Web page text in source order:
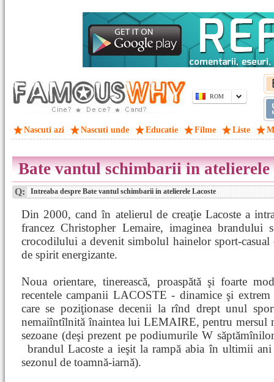
ROM
Nascuti azi Nascuti unde Educatie Filme Liste
Bate vantul schimbarii in atelierele
Q: Intreaba despre Bate vantul schimbarii in atelierele Lacoste
Din 2000, cand în atelierul de creaţie Lacoste a
francez Christopher Lemaire, imaginea brandului
crocodilului a devenit simbolul hainelor sport-
de spirit energizante.
Noua orientare, tinerească, proaspătă şi foarte
recentele campanii LACOSTE - dinamice şi
care se poziţionase decenii la rînd drept unul
nemaiîntîlnită înaintea lui LEMAIRE, pentru mersul
sezoane (deşi prezent pe podiumurile W
brandul Lacoste a ieşit la rampă abia în ultimii
sezonul de toamnă-iarnă).